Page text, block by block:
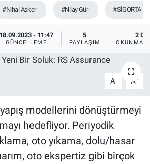
#Nihal Asker #Nilay Gür #SİGORTA
18.09.2023 - 11:47
GÜNCELLEME
5
PAYLAŞIM
2 DK
OKUNMA
A- A+
modellerini dönüştürmeyi
hedefliyor. Periyodik
oto yıkama, dolu/hasar
oto ekspertiz gibi birçok